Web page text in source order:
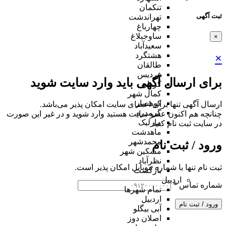
ثبت آگهی
×
×
برای ارسال آگهی باید وارد سایت شوید
ارسال آگهی تنها برای اعضای سایت امکان پذیر می‌باشد.
چنانچه هم‌ اکنون عضو سایت هستید وارد شوید و در غیر این صورت
در سایت ثبت نام کنید
ورود / ثبت نام
ثبت نام تنها با شماره موبایل امکان پذیر است.
شماره تماس*
ورود / ثبت نام
تنکمان
تهراندشت
چهارباغ
ساوجبلاغ
سعیدآباد
هشتگرد
طالقان
فردیس
کردان
کمال شهر
کوهسار
گرمدره
مارلیک
ماهدشت
محمدشهر
مشکین شهر
نظرآباد
بازگشت
اردبیل
تمام شهر‌ها
اردبیل
آبی بیگلو
اصلان دوز